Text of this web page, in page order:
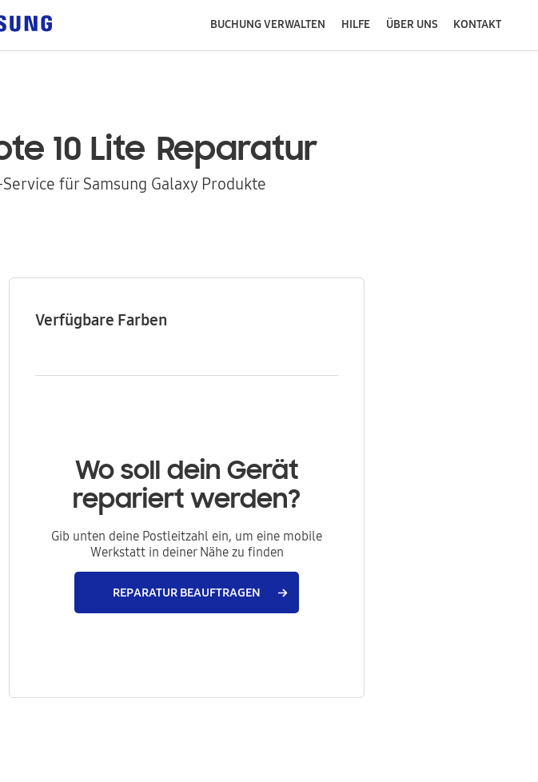
BUCHUNG VERWALTEN HILFE ÜBER UNS KONTAKT
10 Lite Reparatur
für Samsung Galaxy Produkte
Verfügbare Farben
Wo soll dein Gerät
repariert werden?
Gib unten deine Postleitzahl ein, um eine mobile
Werkstatt in deiner Nähe zu finden
REPARATUR BEAUFTRAGEN